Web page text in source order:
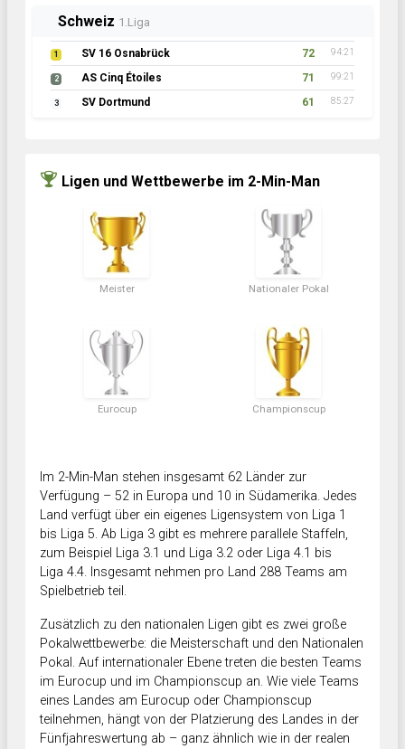
Schweiz 1.Liga
1 SV 16 Osnabrück 72 94:21
2 AS Cinq Étoiles 71 99:21
3 SV Dortmund 61 85:27
Ligen und Wettbewerbe im 2-Min-Man
Meister Nationaler Pokal
Eurocup Championscup
Im 2-Min-Man stehen insgesamt 62 Länder zur
Verfügung – 52 in Europa und 10 in Südamerika. Jedes
Land verfügt über ein eigenes Ligensystem von Liga 1
bis Liga 5. Ab Liga 3 gibt es mehrere parallele Staffeln,
zum Beispiel Liga 3.1 und Liga 3.2 oder Liga 4.1 bis
Liga 4.4. Insgesamt nehmen pro Land 288 Teams am
Spielbetrieb teil.
Zusätzlich zu den nationalen Ligen gibt es zwei große
Pokalwettbewerbe: die Meisterschaft und den Nationalen
Pokal. Auf internationaler Ebene treten die besten Teams
im Eurocup und im Championscup an. Wie viele Teams
eines Landes am Eurocup oder Championscup
teilnehmen, hängt von der Platzierung des Landes in der
Fünfjahreswertung ab – ganz ähnlich wie in der realen